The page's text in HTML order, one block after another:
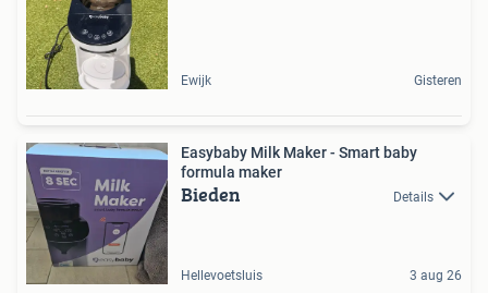
Ewijk Gisteren
Easybaby Milk Maker - Smart baby
formula maker
Bieden Details
Hellevoetsluis 3 aug 26